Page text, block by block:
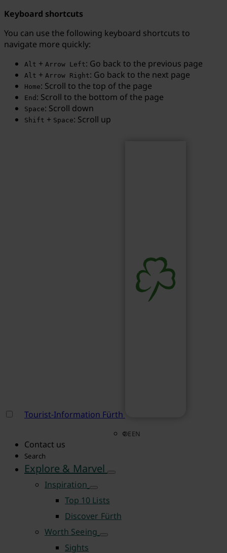
Keyboard shortcuts
You can use the following keyboard shortcuts to
navigate more quickly:
Alt + Arrow Left: Go back to the previous page
Alt + Arrow Right: Go back to the next page
Home: Scroll to the top of the page
End : Scroll to the bottom of the page
Space: Scroll down
Shift + Space: Scroll up
Tourist-Information Fürth
DEEN
Contact us
Search
Explore & Marvel
Inspiration
Top 10 Lists
Discover Fürth
Worth Seeing
Sights
Search term...